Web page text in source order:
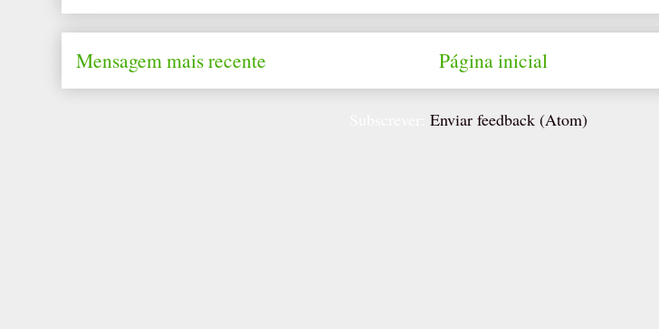
Mensagem mais recente Página inicial
Enviar feedback (Atom)